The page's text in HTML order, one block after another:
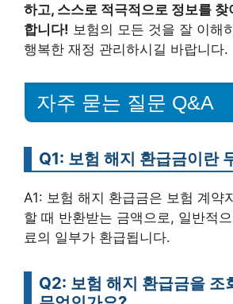
하고, 스스로 적극적으로 정보를 찾
합니다! 보험의 모든 것을 잘 이해
행복한 재정 관리하시길 바랍니다.
자주 묻는 질문 Q&A
Q1: 보험 해지 환급금이란
A1: 보험 해지 환급금은 보험 계약
할 때 반환받는 금액으로, 일반적
료의 일부가 환급됩니다.
Q2: 보험 해지 환급금을 조